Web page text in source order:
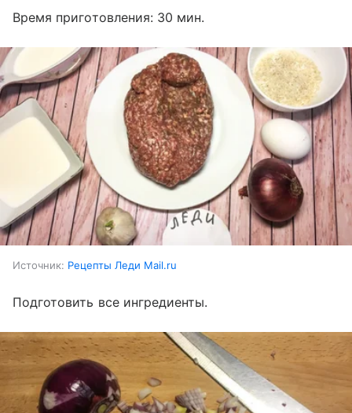
Время приготовления: 30 мин.
Источник: Рецепты Леди Mail.ru
Подготовить все ингредиенты.